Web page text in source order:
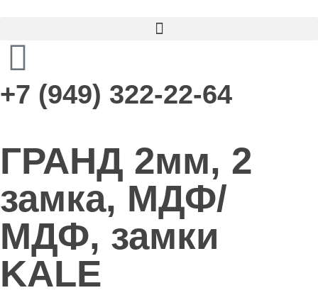
+7 (949) 322-22-64
ГРАНД 2мм, 2
замка, МДФ/
МДФ, замки
KALE